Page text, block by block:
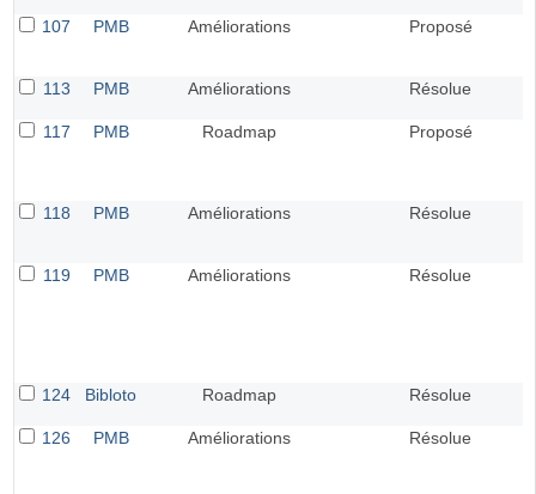
107 PMB Améliorations Proposé
113 PMB Améliorations Résolue
117 PMB Roadmap Proposé
118 PMB Améliorations Résolue
119 PMB Améliorations Résolue
124 Bibloto Roadmap Résolue
126 PMB Améliorations Résolue